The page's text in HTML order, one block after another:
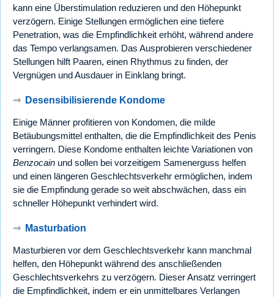
kann eine Überstimulation reduzieren und den Höhepunkt
verzögern. Einige Stellungen ermöglichen eine tiefere
Penetration, was die Empfindlichkeit erhöht, während andere
das Tempo verlangsamen. Das Ausprobieren verschiedener
Stellungen hilft Paaren, einen Rhythmus zu finden, der
Vergnügen und Ausdauer in Einklang bringt.
➞ Desensibilisierende Kondome
Einige Männer profitieren von Kondomen, die milde
Betäubungsmittel enthalten, die die Empfindlichkeit des Penis
verringern. Diese Kondome enthalten leichte Variationen von
Benzocain und sollen bei vorzeitigem Samenerguss helfen
und einen längeren Geschlechtsverkehr ermöglichen, indem
sie die Empfindung gerade so weit abschwächen, dass ein
schneller Höhepunkt verhindert wird.
➞ Masturbation
Masturbieren vor dem Geschlechtsverkehr kann manchmal
helfen, den Höhepunkt während des anschließenden
Geschlechtsverkehrs zu verzögern. Dieser Ansatz verringert
die Empfindlichkeit, indem er ein unmittelbares Verlangen